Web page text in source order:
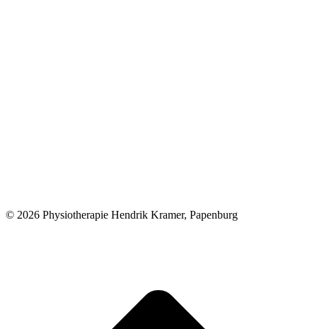
© 2026 Physiotherapie Hendrik Kramer, Papenburg